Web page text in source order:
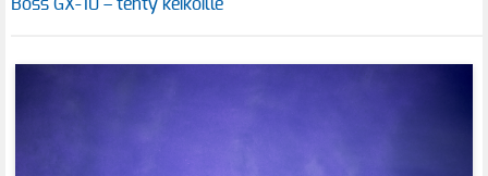
Boss GX-10 – tehty keikoille